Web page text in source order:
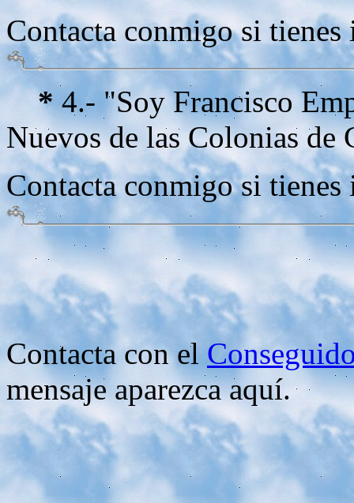
Contacta conmigo si
*4.- "Soy Francisco
Nuevos de las Colonias de
Contacta conmigo si
Contacta con el
mensaje aparezca aquí.